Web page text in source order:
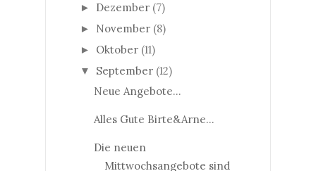
► Dezember (7)
► November (8)
► Oktober (11)
▼ September (12)
Neue Angebote...
Alles Gute Birte&Arne...
Die neuen
Mittwochsangebote sind